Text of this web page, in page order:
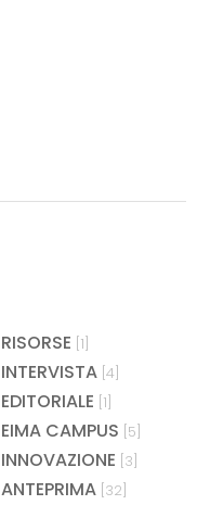
RISORSE [1]
INTERVISTA [4]
EDITORIALE [1]
EIMA CAMPUS [5]
INNOVAZIONE [3]
ANTEPRIMA [32]